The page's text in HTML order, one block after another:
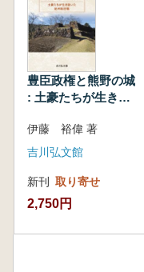
豊臣政権と熊野の城
: 土豪たちが生き抜
伊藤 裕偉 著
吉川弘文館
新刊 取り寄せ
2,750円